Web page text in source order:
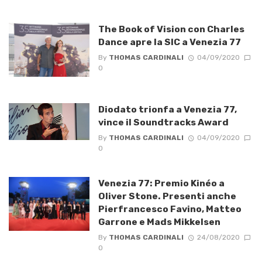
The Book of Vision con Charles
Dance apre la SIC a Venezia 77
By THOMAS CARDINALI
04/09/2020
0
Diodato trionfa a Venezia 77,
vince il Soundtracks Award
By THOMAS CARDINALI
04/09/2020
0
Venezia 77: Premio Kinéo a
Oliver Stone. Presenti anche
Pierfrancesco Favino, Matteo
Garrone e Mads Mikkelsen
By THOMAS CARDINALI
24/08/2020
0